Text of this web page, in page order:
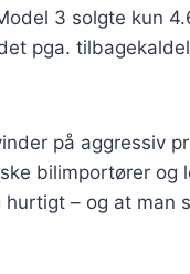
3 solgte kun
pga.
på aggressiv
bilimportører og
– og at man